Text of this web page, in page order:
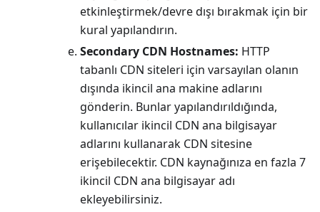
etkinleştirmek/devre dışı bırakmak için bir
kural yapılandırın.
Secondary CDN Hostnames: HTTP
tabanlı CDN siteleri için varsayılan olanın
dışında ikincil ana makine adlarını
gönderin. Bunlar yapılandırıldığında,
kullanıcılar ikincil CDN ana bilgisayar
adlarını kullanarak CDN sitesine
erişebilecektir. CDN kaynağınıza en fazla 7
ikincil CDN ana bilgisayar adı
ekleyebilirsiniz.